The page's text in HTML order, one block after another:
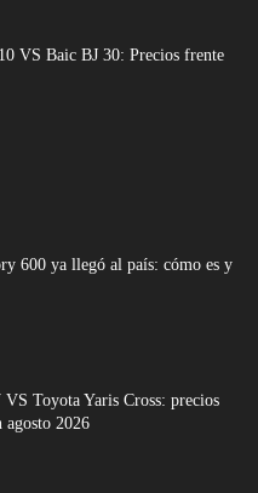
VS Baic BJ 30: Precios frente
600 ya llegó al país: cómo es y
Toyota Yaris Cross: precios
agosto 2026